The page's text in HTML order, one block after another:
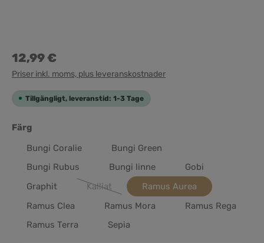
12,99 €
Priser inkl. moms, plus leveranskostnader
Tillgängligt, leveranstid: 1-3 Tage
Välj
Färg
Bungi Coralie
Bungi Green
Bungi Rubus
Bungi linne
Gobi
Graphit
Kalliat
(Det här alternativet är för närvarande inte
Ramus Aurea
Ramus Clea
Ramus Mora
Ramus Rega
Ramus Terra
Sepia